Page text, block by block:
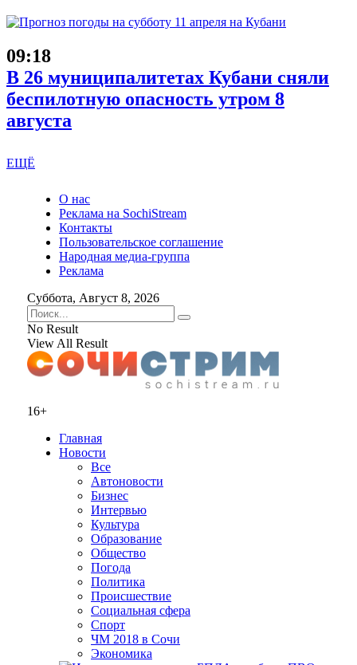
09:18
В 26 муниципалитетах Кубани сняли
беспилотную опасность утром 8
августа
ЕЩЁ
О нас
Реклама на SochiStream
Контакты
Пользовательское соглашение
Народная медиа-группа
Реклама
Суббота, Август 8, 2026
No Result
View All Result
16+
Главная
Новости
Все
Автоновости
Бизнес
Интервью
Культура
Образование
Общество
Погода
Политика
Происшествие
Социальная сфера
Спорт
ЧМ 2018 в Сочи
Экономика